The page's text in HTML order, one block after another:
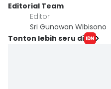
Editorial Team
Editor
Sri Gunawan Wibisono
Tonton lebih seru di